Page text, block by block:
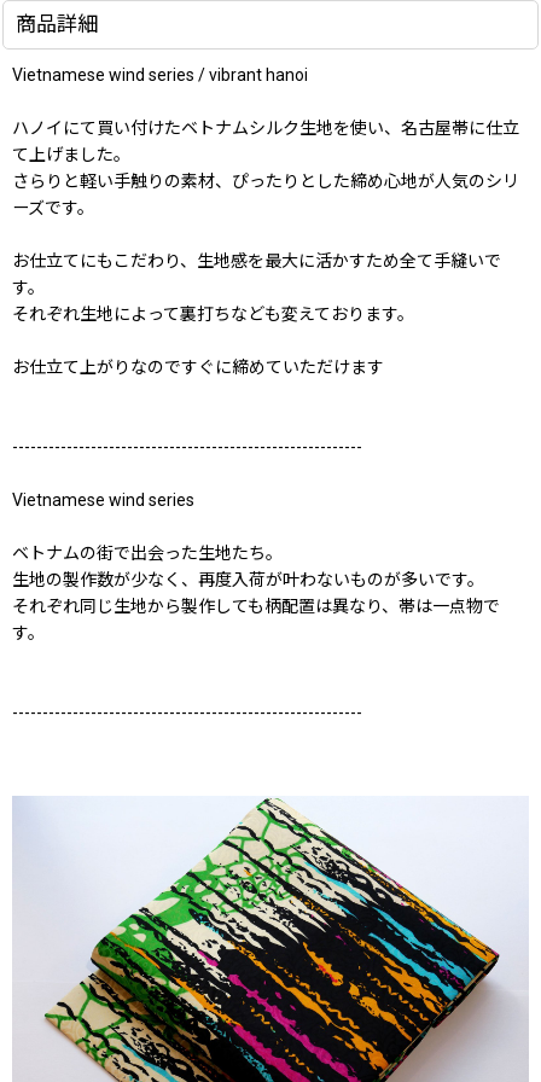
商品詳細
Vietnamese wind series / vibrant hanoi
ハノイにて買い付けたベトナムシルク生地を使い、名古屋帯に仕立
て上げました。
さらりと軽い手触りの素材、ぴったりとした締め心地が人気のシリ
ーズです。
お仕立てにもこだわり、生地感を最大に活かすため全て手縫いで
す。
それぞれ生地によって裏打ちなども変えております。
お仕立て上がりなのですぐに締めていただけます
----------------------------------------------------------
Vietnamese wind series
ベトナムの街で出会った生地たち。
生地の製作数が少なく、再度入荷が叶わないものが多いです。
それぞれ同じ生地から製作しても柄配置は異なり、帯は一点物で
す。
----------------------------------------------------------